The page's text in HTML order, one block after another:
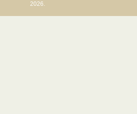
2026.